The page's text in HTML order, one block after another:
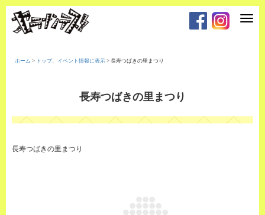
T
t
i
ホーム > トップ、イベント情報に表示 > 長寿つばきの里まつり
長寿つばきの里まつり
長寿つばきの里まつり